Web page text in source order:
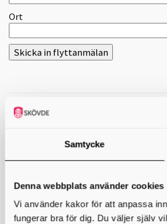
Samtycke
Denna webbplats använder cookies
Vi använder kakor för att anpassa
fungerar bra för dig. Du väljer själv
Ort
Kontakta oss
Skaraborgs Kommunalförbund
Gymnasieantagningen
Box 54
541 22 Skövde